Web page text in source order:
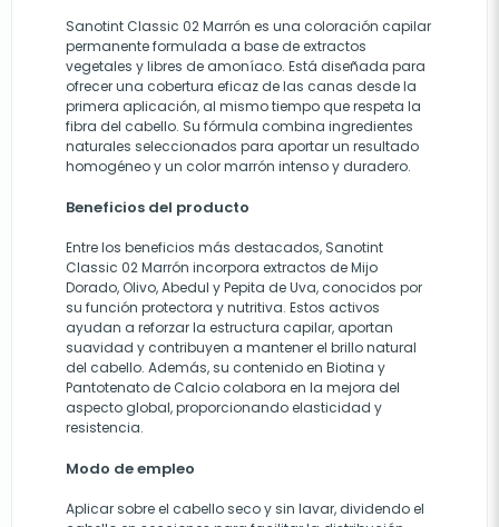
Sanotint Classic 02 Marrón es una coloración capilar
permanente formulada a base de extractos
vegetales y libres de amoníaco. Está diseñada para
ofrecer una cobertura eficaz de las canas desde la
primera aplicación, al mismo tiempo que respeta la
fibra del cabello. Su fórmula combina ingredientes
naturales seleccionados para aportar un resultado
homogéneo y un color marrón intenso y duradero.
Beneficios del producto
Entre los beneficios más destacados, Sanotint
Classic 02 Marrón incorpora extractos de Mijo
Dorado, Olivo, Abedul y Pepita de Uva, conocidos por
su función protectora y nutritiva. Estos activos
ayudan a reforzar la estructura capilar, aportan
suavidad y contribuyen a mantener el brillo natural
del cabello. Además, su contenido en Biotina y
Pantotenato de Calcio colabora en la mejora del
aspecto global, proporcionando elasticidad y
resistencia.
Modo de empleo
Aplicar sobre el cabello seco y sin lavar, dividendo el